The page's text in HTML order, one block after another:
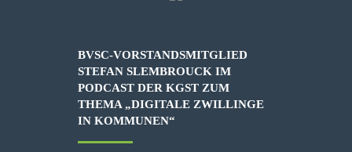
BVSC-VORSTANDSMITGLIED
STEFAN SLEMBROUCK IM
PODCAST DER KGST ZUM
THEMA „DIGITALE ZWILLINGE
IN KOMMUNEN“